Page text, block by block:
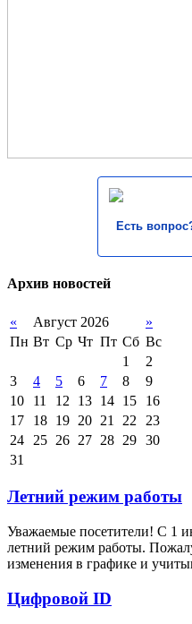
Есть
Архив новостей
« Август 2026
»
Пн Вт Ср Чт Пт Сб Вс
1
2
3
4 5 6 7 8
9
10
11 12 13 14 15
16
17
18 19 20 21 22
23
24
25 26 27 28 29 30
31
Летний режим работы
Уважаемые посетители! С 1
летний режим работы.
изменения в графике и
Цифровой ID